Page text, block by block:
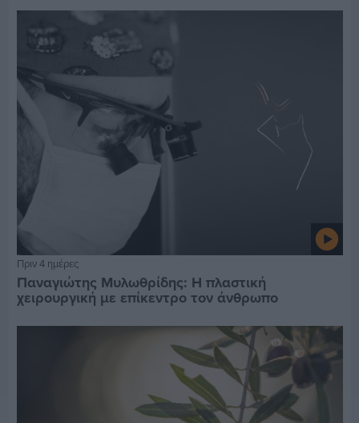
Πριν 4 ημέρες
Παναγιώτης Μυλωθρίδης: Η πλαστική
χειρουργική με επίκεντρο τον άνθρωπο